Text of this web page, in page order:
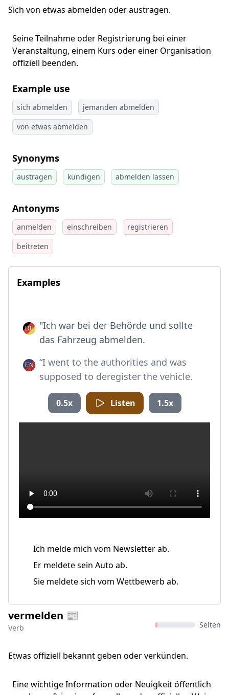
Sich von etwas abmelden oder austragen.
Seine Teilnahme oder Registrierung bei einer
Veranstaltung, einem Kurs oder einer Organisation
offiziell beenden.
Example use
sich abmelden
jemanden abmelden
von etwas abmelden
Synonyms
austragen kündigen abmelden lassen
Antonyms
anmelden einschreiben
registrieren
beitreten
Examples
"Ich war bei der Behörde und sollte
das Fahrzeug abmelden.
“I went to the authorities and was
supposed to deregister the vehicle.
0.5x Listen 1.5x
Ich melde mich vom Newsletter ab.
Er meldete sein Auto ab.
Sie meldete sich vom Wettbewerb ab.
vermelden 📰
Verb Selten
Etwas offiziell bekannt geben oder verkünden.
Eine wichtige Information oder Neuigkeit öffentlich